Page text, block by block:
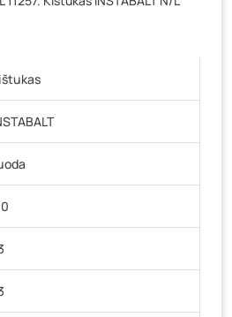
Rokiškis
- 14 vienetų